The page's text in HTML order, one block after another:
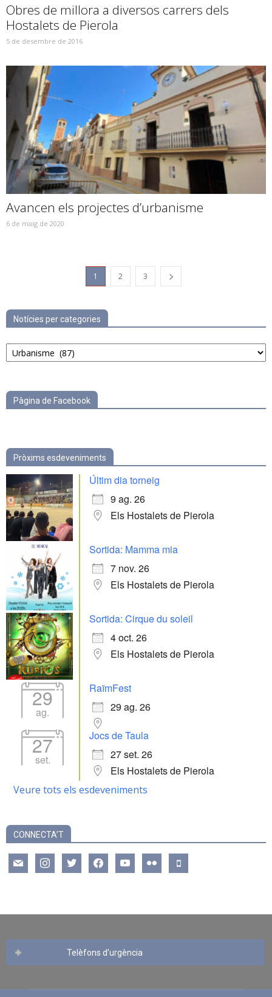
Obres de millora a diversos carrers dels
Hostalets de Pierola
5 de desembre de 2016
Avancen els projectes d’urbanisme
6 de maig de 2020
1 2 3
Notícies per categories
Notícies
per
Pàgina de Facebook
Pròxims esdeveniments
Últim dia torneig
9 ag. 26
Els Hostalets de Pierola
Sortida: Mamma mia
7 nov. 26
Els Hostalets de Pierola
Sortida: Cirque du soleil
4 oct. 26
Els Hostalets de Pierola
29
ag.
RaïmFest
29 ag. 26
27
set.
Jocs de Taula
27 set. 26
Els Hostalets de Pierola
Veure tots els esdeveniments
CONNECTA’T
mail instagramtwitter facebookyoutube flickr mobile
Telèfons d’urgència